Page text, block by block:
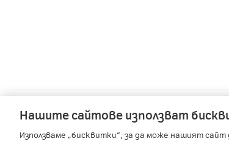
A1 Austria - A1 Croatia -
Нашите сайтове използват
Използваме „бисквитки“, за да може нашият